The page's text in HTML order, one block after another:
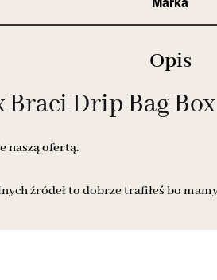
Opis
Drip Bag Box
naszą ofertą.
źródeł to dobrze trafiłeś bo